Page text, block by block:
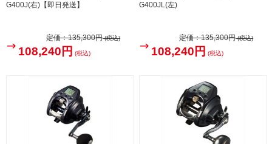
G400J(右)【即日発送】
定価：135,300円(税込)
108,240円 (税込)
G400JL(左)
定価：135,300円(税込)
108,240円 (税込)